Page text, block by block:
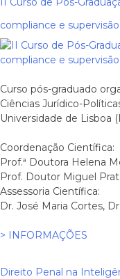
compliance e
Curso pós-graduado
Ciências Jurídico-
Universidade de Lisboa
Coordenação Científica:
Prof.ª Doutora Helena
Prof. Doutor Miguel
Assessoria Científica:
Dr. José Maria Cortes,
> INFORMAÇÕES
Direito Penal na